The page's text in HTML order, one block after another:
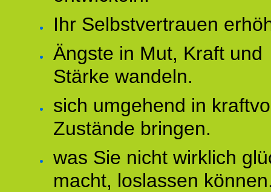
Ihr Selbstvertrauen
Ängste in Mut, Kraft und
Stärke wandeln.
sich umgehend in
Zustände bringen.
was Sie nicht wirklich
macht, loslassen